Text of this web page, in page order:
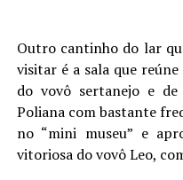
Outro cantinho do lar
visitar é a sala que
do vovô sertanejo e
Poliana com bastante
no “mini museu” e
vitoriosa do vovô Leo,